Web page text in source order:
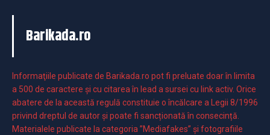
Barikada.ro
Informaţiile publicate de Barikada.ro pot fi preluate doar în limita
a 500 de caractere şi cu citarea în lead a sursei cu link activ. Orice
abatere de la această regulă constituie o încălcare a Legii 8/1996
privind dreptul de autor și poate fi sancționată în consecință.
Materialele publicate la categoria ”Mediafakes” și fotografiile